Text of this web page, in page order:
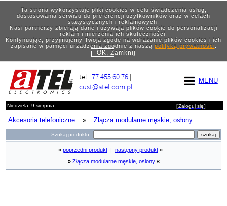
Ta strona wykorzystuje pliki cookies w celu świadczenia usług,
dostosowania serwisu do preferencji użytkowników oraz w celach
statystycznych i reklamowych.
Nasi partnerzy zbierają dane i używają plików cookie do personalizacji
reklam i mierzenia ich skuteczności.
Kontynuując, przyjmujemy Twoją zgodę na wdrażanie plików cookies i ich
zapisane w pamięci urządzenia zgodnie z naszą polityką prywatności.
OK, Zamknij
MENU
tel.:77 455 60 76 |
cust@atel.com.pl
Niedziela, 9 sierpnia [Zaloguj się]
Akcesoria telefoniczne » Złącza modularne męskie, osłony
Szukaj produktu:
« poprzedni produkt następny produkt »
» Złącza modularne męskie, osłony «